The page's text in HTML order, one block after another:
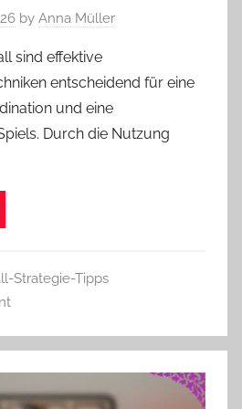
by Anna Müller
sind effektive
entscheidend für eine
und eine
Durch die Nutzung
Strategie-Tipps